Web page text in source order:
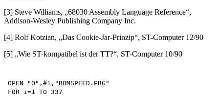
[3] Steve Williams, „68030 Assembly Language Reference“,
Addison-Wesley Publishing Company Inc.
[4] Rolf Kotzian, „Das Cookie-Jar-Prinzip“, ST-Computer 12/90
[5] „Wie ST-kompatibel ist der TT?“, ST-Computer 10/90
OPEN "O",#1,"ROMSPEED.PRG"
FOR i=1 TO 337